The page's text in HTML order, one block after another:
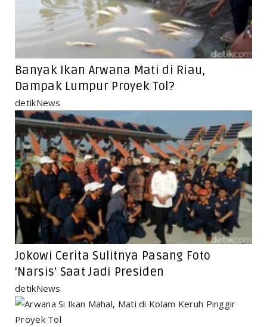
Banyak Ikan Arwana Mati di Riau,
Dampak Lumpur Proyek Tol?
detikNews
Jokowi Cerita Sulitnya Pasang Foto
'Narsis' Saat Jadi Presiden
detikNews